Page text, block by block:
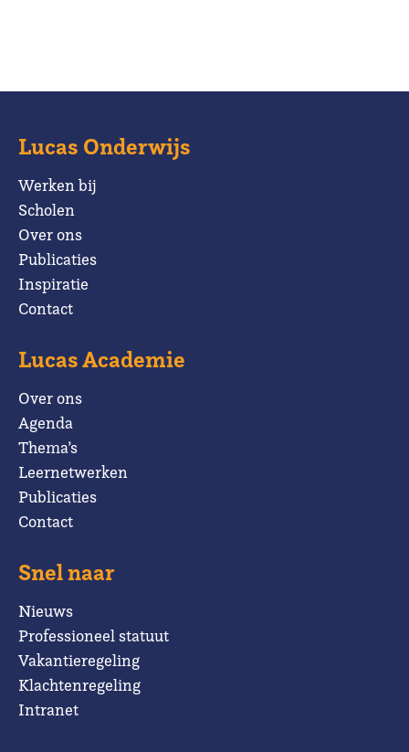
Lucas Onderwijs
Werken bij
Scholen
Over ons
Publicaties
Inspiratie
Contact
Lucas Academie
Over ons
Agenda
Thema’s
Leernetwerken
Publicaties
Contact
Snel naar
Nieuws
Professioneel statuut
Vakantieregeling
Klachtenregeling
Intranet